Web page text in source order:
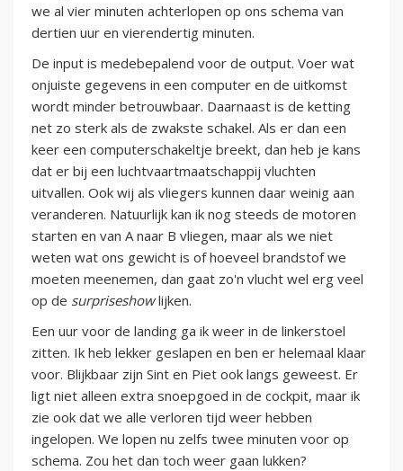
we al vier minuten achterlopen op ons schema van
dertien uur en vierendertig minuten.
De input is medebepalend voor de output. Voer wat
onjuiste gegevens in een computer en de uitkomst
wordt minder betrouwbaar. Daarnaast is de ketting
net zo sterk als de zwakste schakel. Als er dan een
keer een computerschakeltje breekt, dan heb je kans
dat er bij een luchtvaartmaatschappij vluchten
uitvallen. Ook wij als vliegers kunnen daar weinig aan
veranderen. Natuurlijk kan ik nog steeds de motoren
starten en van A naar B vliegen, maar als we niet
weten wat ons gewicht is of hoeveel brandstof we
moeten meenemen, dan gaat zo'n vlucht wel erg veel
op de surpriseshowlijken.
Een uur voor de landing ga ik weer in de linkerstoel
zitten. Ik heb lekker geslapen en ben er helemaal klaar
voor. Blijkbaar zijn Sint en Piet ook langs geweest. Er
ligt niet alleen extra snoepgoed in de cockpit, maar ik
zie ook dat we alle verloren tijd weer hebben
ingelopen. We lopen nu zelfs twee minuten voor op
schema. Zou het dan toch weer gaan lukken?